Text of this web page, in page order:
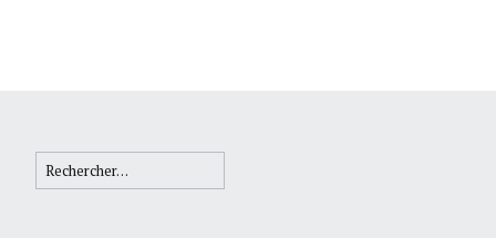
Rechercher :